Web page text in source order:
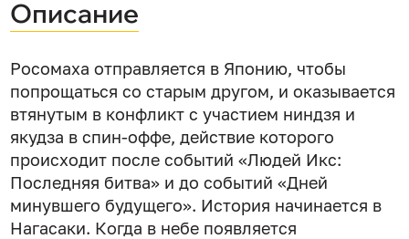
Описание
Росомаха отправляется в Японию, чтобы
попрощаться со старым другом, и оказывается
втянутым в конфликт с участием ниндзя и
якудза в спин-оффе, действие которого
происходит после событий «Людей Икс:
Последняя битва» и до событий «Дней
минувшего будущего». История начинается в
Нагасаки. Когда в небе появляется